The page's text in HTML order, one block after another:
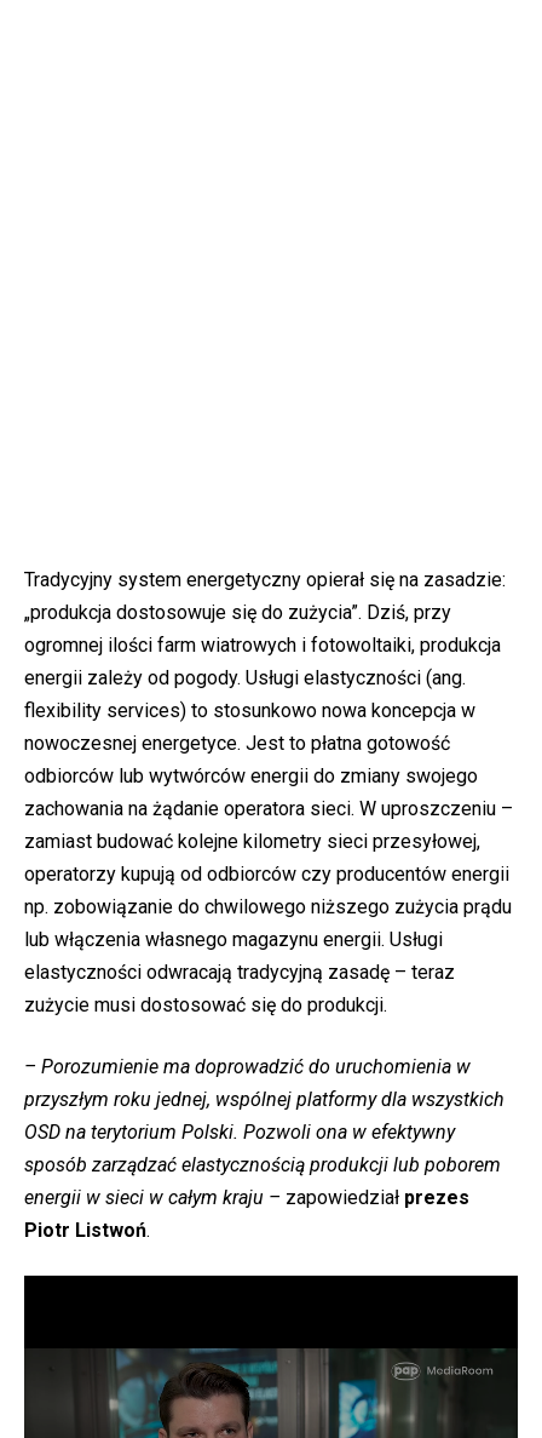
Tradycyjny system energetyczny opierał się na zasadzie:
„produkcja dostosowuje się do zużycia”. Dziś, przy
ogromnej ilości farm wiatrowych i fotowoltaiki, produkcja
energii zależy od pogody. Usługi elastyczności (ang.
flexibility services) to stosunkowo nowa koncepcja w
nowoczesnej energetyce. Jest to płatna gotowość
odbiorców lub wytwórców energii do zmiany swojego
zachowania na żądanie operatora sieci. W uproszczeniu –
zamiast budować kolejne kilometry sieci przesyłowej,
operatorzy kupują od odbiorców czy producentów energii
np. zobowiązanie do chwilowego niższego zużycia prądu
lub włączenia własnego magazynu energii. Usługi
elastyczności odwracają tradycyjną zasadę – teraz
zużycie musi dostosować się do produkcji.
– Porozumienie ma doprowadzić do uruchomienia w
przyszłym roku jednej, wspólnej platformy dla wszystkich
OSD na terytorium Polski. Pozwoli ona w efektywny
sposób zarządzać elastycznością produkcji lub poborem
energii w sieci w całym kraju – zapowiedział prezes
Piotr Listwoń.